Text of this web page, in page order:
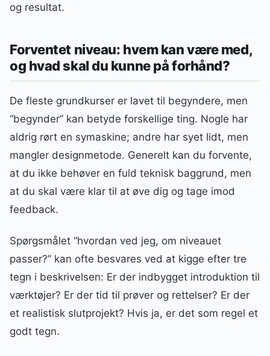
og resultat.
Forventet niveau: hvem kan være med,
og hvad skal du kunne på forhånd?
De fleste grundkurser er lavet til begyndere, men
“begynder” kan betyde forskellige ting. Nogle har
aldrig rørt en symaskine; andre har syet lidt, men
mangler designmetode. Generelt kan du forvente,
at du ikke behøver en fuld teknisk baggrund, men
at du skal være klar til at øve dig og tage imod
feedback.
Spørgsmålet “hvordan ved jeg, om niveauet
passer?” kan ofte besvares ved at kigge efter tre
tegn i beskrivelsen: Er der indbygget introduktion til
værktøjer? Er der tid til prøver og rettelser? Er der
et realistisk slutprojekt? Hvis ja, er det som regel et
godt tegn.